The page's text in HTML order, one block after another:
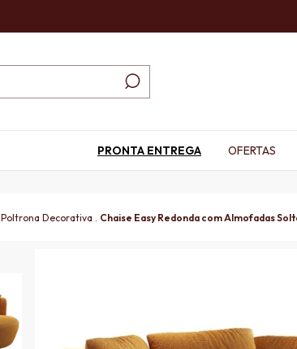
PRONTA ENTREGA OFERTAS
Poltrona Decorativa Chaise Easy Redonda com Almofadas